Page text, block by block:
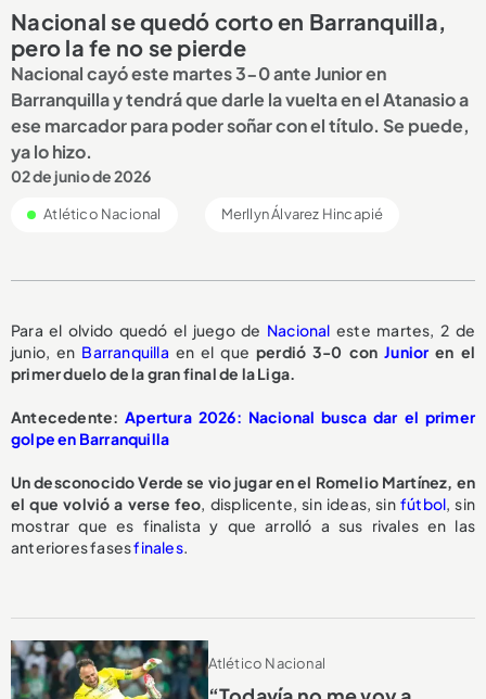
Nacional se quedó corto en Barranquilla,
pero la fe no se pierde
Nacional cayó este martes 3-0 ante Junior en
Barranquilla y tendrá que darle la vuelta en el Atanasio a
ese marcador para poder soñar con el título. Se puede,
ya lo hizo.
02 de junio de 2026
Atlético Nacional Merllyn Álvarez Hincapié
Para el olvido quedó el juego de Nacional este martes, 2 de
junio, en Barranquilla en el que perdió 3-0 conJunioren el
primer duelo de la gran final de la Liga.
Antecedente:Apertura 2026: Nacional busca dar el primer
golpe en Barranquilla
Un desconocido Verde se vio jugar en el Romelio Martínez, en
el que volvió a verse feo, displicente, sin ideas, sin fútbol, sin
mostrar que es finalista y que arrolló a sus rivales en las
anteriores fasesfinales.
Atlético Nacional